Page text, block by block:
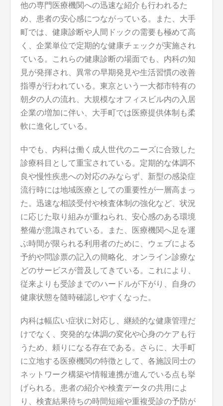
他の専門医療機関への迅速な紹介も行われるた
め、患者の安心感につながっている。また、大手
町では、健康診断や人間ドックの需要も極めて高
く、企業単位で定期的な健康チェックが実施され
ている。これらの健康診断の場面でも、内科の知
見が発揮され、異常の早期発見や生活習慣の改善
指導が行われている。東京という一大都市特有の
朝夕の人の流れ、大規模なオフィスビル内の入居
企業の増加に伴い、大手町では医療提供体制も柔
軟に進化している。
中でも、内科は働く成人世代のニーズに合致した
診療科目として重宝されている。定期的な体調不
良や慢性疾患への対応のみならず、新型の感染症
流行時には地域医療としての重要性が一層高まっ
た。迅速な相談受付や検査体制の強化など、状況
に応じた取り組みが重ねられ、安心感のある環境
整備が意識されている。また、医療機関へ足を運
ぶ時間が限られる利用者のために、ウェブによる
予約や問診票の記入の簡略化、オンライン診療な
どのサービスが普及してきている。これにより、
従来よりも受診までのハードルが下がり、自身の
健康状態を随時確認しやすくなった。
内科は幅広い症状に対応し、継続的な健康管理だ
けでなく、突発的な体調の変化や心身のケアも行
うため、頼りになる存在である。さらに、大手町
に立地する医療機関の特徴として、各施設同士の
ネットワーク構築や情報連携が進んでいる点も挙
げられる。患者の紹介や検査データの共用によ
り、検査結果待ちの時間短縮や重複受診の予防が